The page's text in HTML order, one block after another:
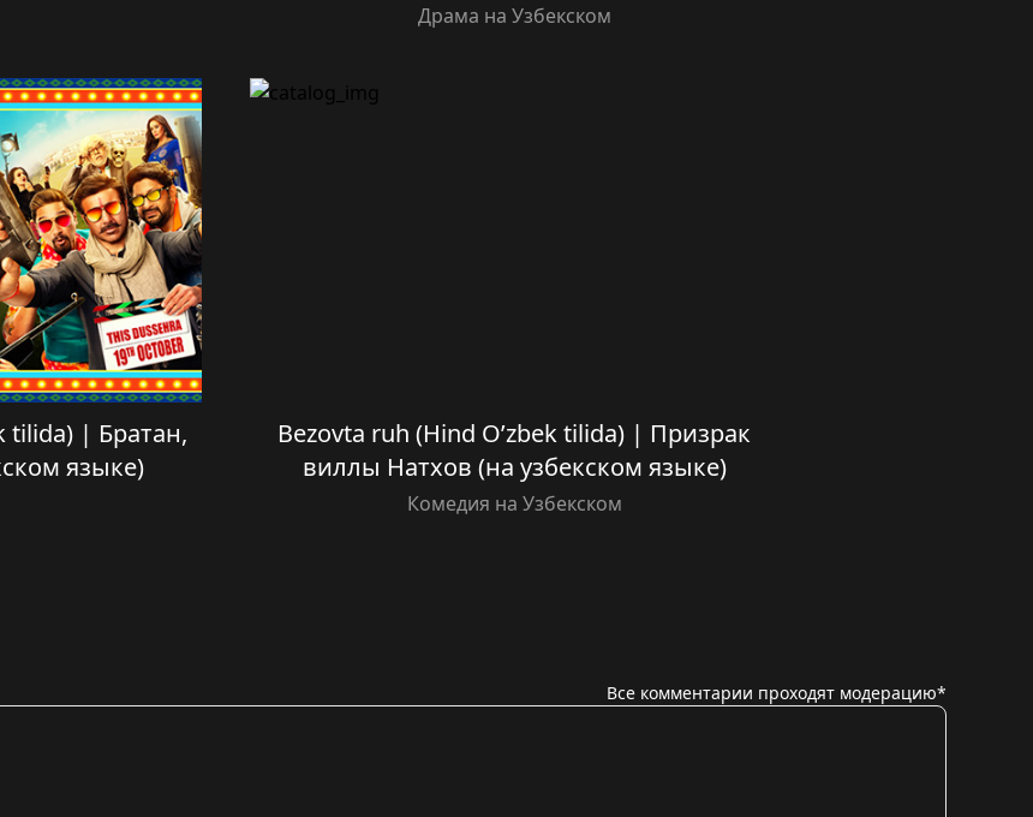
Драма на Узбекском
tilida) | Братан,
языке)
Bezovta ruh (Hind O’zbek tilida) | Призрак
виллы Натхов (на узбекском языке)
Комедия на Узбекском
Все комментарии проходят модерацию*